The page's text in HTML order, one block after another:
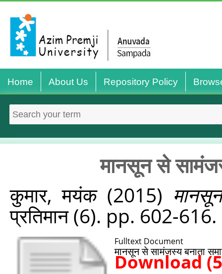
Home About Us Repository Policy
मानसून से
कुमार, मयंक(2015)
प्रतिमान (6). pp. 602-616.
Fulltext Document
मानसून से सामंजस्य बनाता
Download